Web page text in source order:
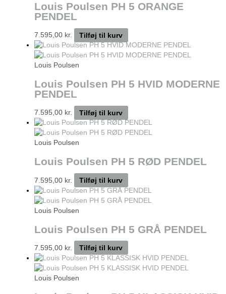
Louis Poulsen PH 5 ORANGE
PENDEL
7.595,00 kr. Tilføj til kurv
Louis Poulsen
Louis Poulsen PH 5 HVID MODERNE
PENDEL
7.595,00 kr. Tilføj til kurv
Louis Poulsen
Louis Poulsen PH 5 RØD PENDEL
7.595,00 kr. Tilføj til kurv
Louis Poulsen
Louis Poulsen PH 5 GRÅ PENDEL
7.595,00 kr. Tilføj til kurv
Louis Poulsen